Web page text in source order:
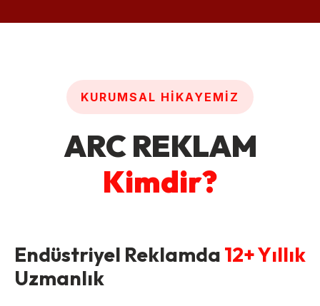
KURUMSAL HIKAYEMIZ
ARC REKLAM
Kimdir?
Endüstriyel Reklamda 12+ Yıllık
Uzmanlık